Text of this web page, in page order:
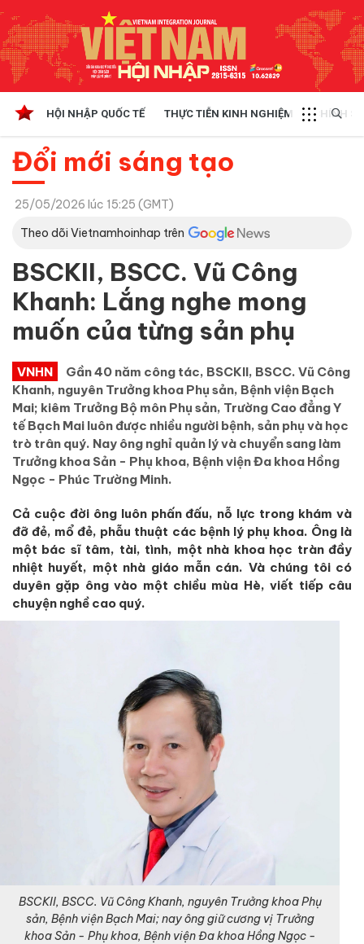
HỘI NHẬP QUỐC TẾ THỰC TIỄN KINH NGHIỆM CHÍNH
Đổi mới sáng tạo
25/05/2026 lúc 15:25 (GMT)
Theo dõi Vietnamhoinhap trên
BSCKII, BSCC. Vũ Công
Khanh: Lắng nghe mong
muốn của từng sản phụ
VNHN
Gần 40 năm công tác, BSCKII, BSCC. Vũ Công
Khanh, nguyên Trưởng khoa Phụ sản, Bệnh viện Bạch
Mai; kiêm Trưởng Bộ môn Phụ sản, Trường Cao đẳng Y
tế Bạch Mai luôn được nhiều người bệnh, sản phụ và học
trò trân quý. Nay ông nghỉ quản lý và chuyển sang làm
Trưởng khoa Sản - Phụ khoa, Bệnh viện Đa khoa Hồng
Ngọc - Phúc Trường Minh.
Cả cuộc đời ông luôn phấn đấu, nỗ lực trong khám và
đỡ đẻ, mổ đẻ, phẫu thuật các bệnh lý phụ khoa. Ông là
một bác sĩ tâm, tài, tình, một nhà khoa học tràn đầy
nhiệt huyết, một nhà giáo mẫn cán. Và chúng tôi có
duyên gặp ông vào một chiều mùa Hè, viết tiếp câu
chuyện nghề cao quý.
BSCKII, BSCC. Vũ Công Khanh, nguyên Trưởng khoa Phụ
sản, Bệnh viện Bạch Mai; nay ông giữ cương vị Trưởng
khoa Sản - Phụ khoa, Bệnh viện Đa khoa Hồng Ngọc -